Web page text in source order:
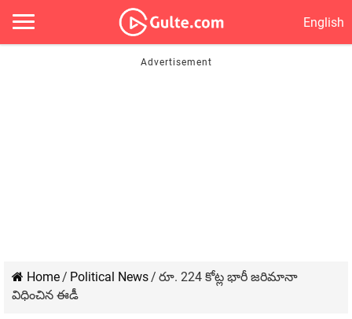
English
Home/ Political News/ రూ. 224 కోట్ల భారీ జరిమానా
విధించిన ఈడీ